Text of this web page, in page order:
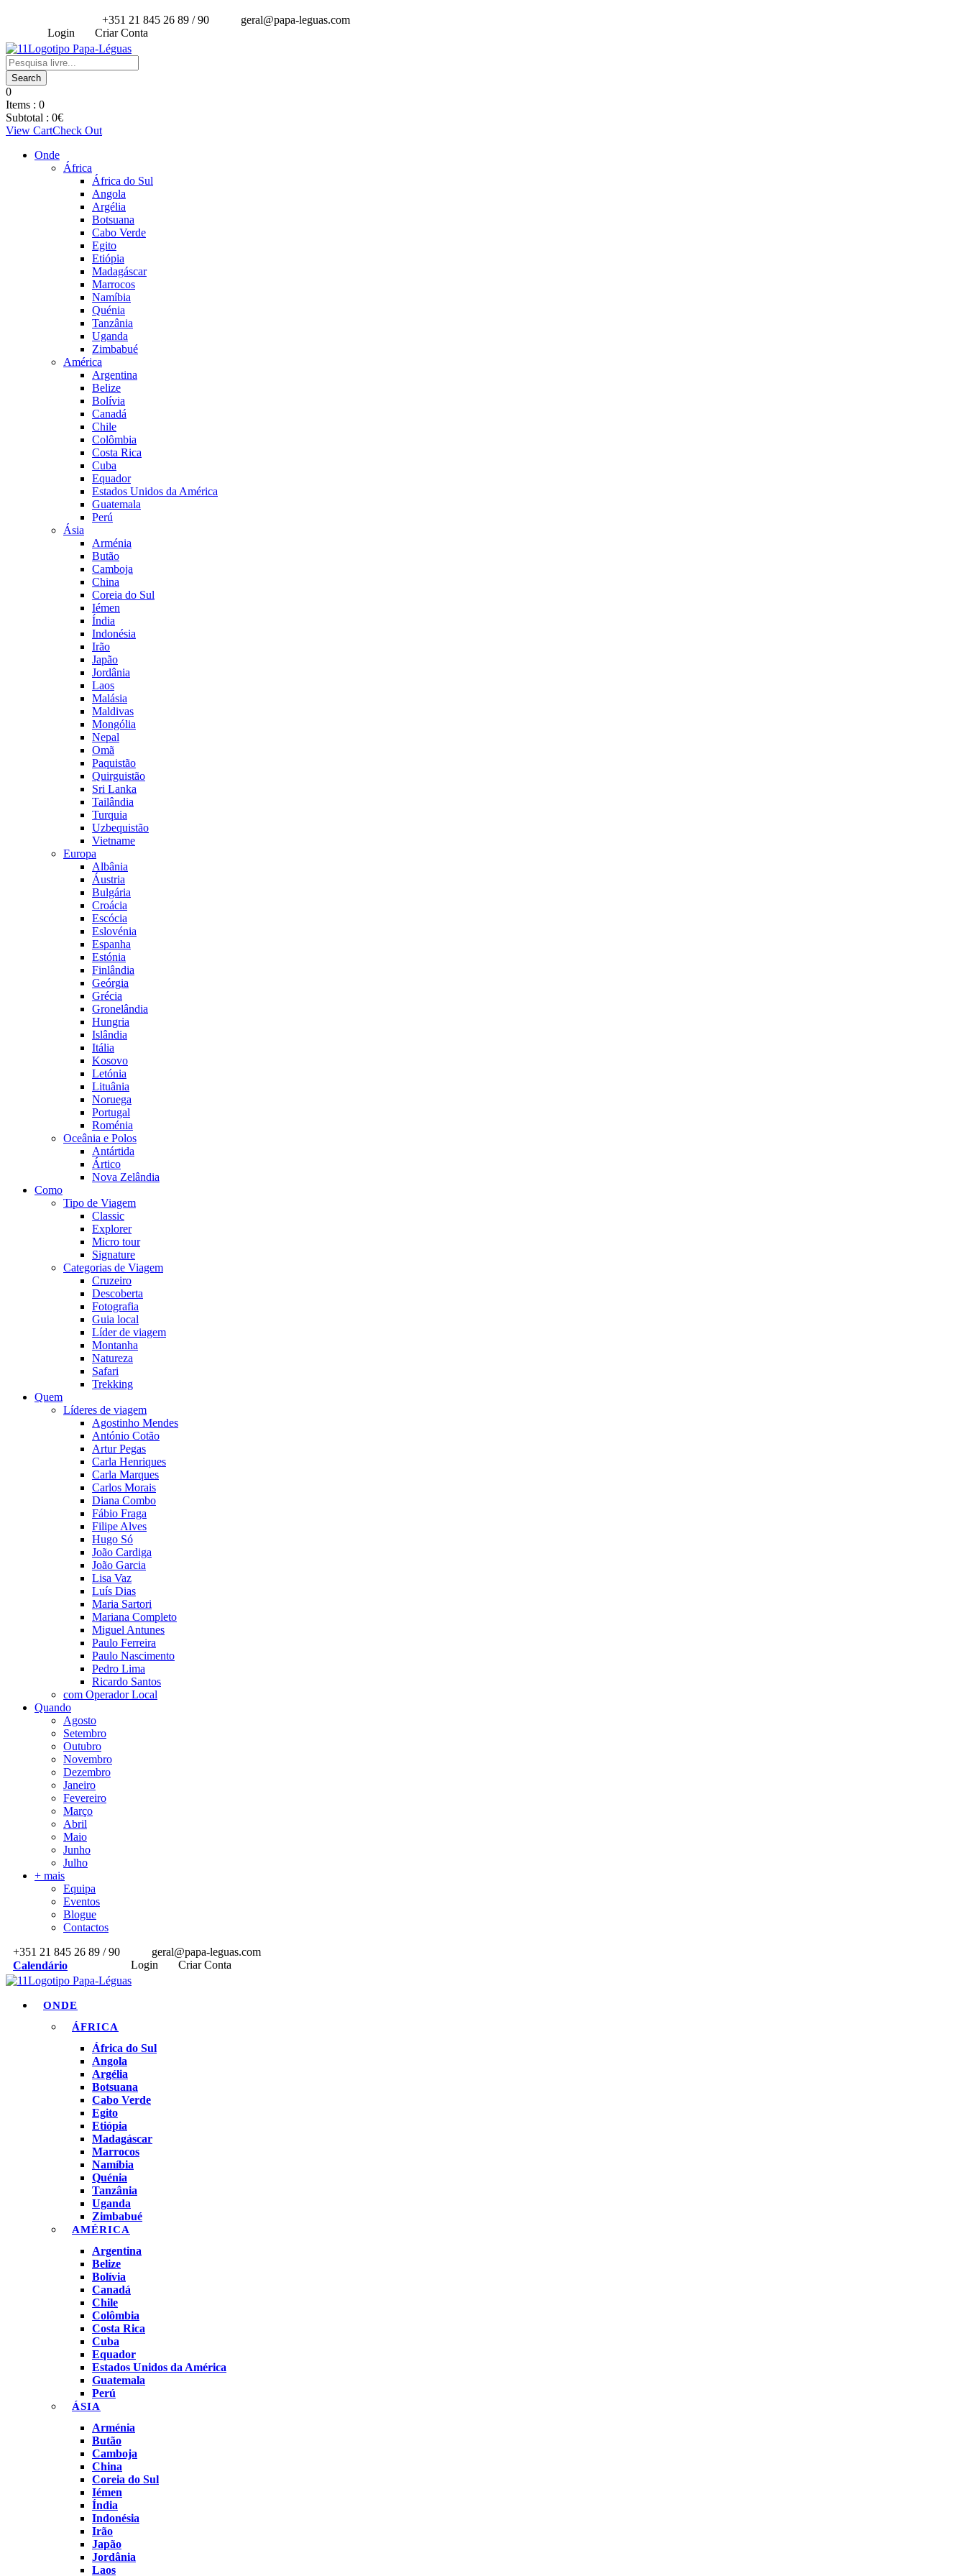
+351 21 845 26 89 / 90
geral@papa-leguas.com
Login
Criar Conta
0
Items : 0
Subtotal : 0€
View CartCheck Out
Onde
África
África do Sul
Angola
Argélia
Botsuana
Cabo Verde
Egito
Etiópia
Madagáscar
Marrocos
Namíbia
Quénia
Tanzânia
Uganda
Zimbabué
América
Argentina
Belize
Bolívia
Canadá
Chile
Colômbia
Costa Rica
Cuba
Equador
Estados Unidos da América
Guatemala
Perú
Ásia
Arménia
Butão
Camboja
China
Coreia do Sul
Iémen
Índia
Indonésia
Irão
Japão
Jordânia
Laos
Malásia
Maldivas
Mongólia
Nepal
Omã
Paquistão
Quirguistão
Sri Lanka
Tailândia
Turquia
Uzbequistão
Vietname
Europa
Albânia
Áustria
Bulgária
Croácia
Escócia
Eslovénia
Espanha
Estónia
Finlândia
Geórgia
Grécia
Gronelândia
Hungria
Islândia
Itália
Kosovo
Letónia
Lituânia
Noruega
Portugal
Roménia
Oceânia e Polos
Antártida
Ártico
Nova Zelândia
Como
Tipo de Viagem
Classic
Explorer
Micro tour
Signature
Categorias de Viagem
Cruzeiro
Descoberta
Fotografia
Guia local
Líder de viagem
Montanha
Natureza
Safari
Trekking
Quem
Líderes de viagem
Agostinho Mendes
António Cotão
Artur Pegas
Carla Henriques
Carla Marques
Carlos Morais
Diana Combo
Fábio Fraga
Filipe Alves
Hugo Só
João Cardiga
João Garcia
Lisa Vaz
Luís Dias
Maria Sartori
Mariana Completo
Miguel Antunes
Paulo Ferreira
Paulo Nascimento
Pedro Lima
Ricardo Santos
com Operador Local
Quando
Agosto
Setembro
Outubro
Novembro
Dezembro
Janeiro
Fevereiro
Março
Abril
Maio
Junho
Julho
+ mais
Equipa
Eventos
Blogue
Contactos
+351 21 845 26 89 / 90
geral@papa-leguas.com
Calendário
Login Criar Conta
ONDE
ÁFRICA
África do Sul
Angola
Argélia
Botsuana
Cabo Verde
Egito
Etiópia
Madagáscar
Marrocos
Namíbia
Quénia
Tanzânia
Uganda
Zimbabué
AMÉRICA
Argentina
Belize
Bolívia
Canadá
Chile
Colômbia
Costa Rica
Cuba
Equador
Estados Unidos da América
Guatemala
Perú
ÁSIA
Arménia
Butão
Camboja
China
Coreia do Sul
Iémen
Índia
Indonésia
Irão
Japão
Jordânia
Laos